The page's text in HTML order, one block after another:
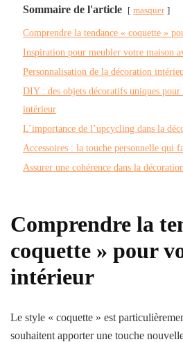
Sommaire de l'article masquer
Comprendre la tendance « coquette »
Inspiration pour meubler votre maison
Personnalisation de la décoration
DIY : des objets décoratifs uniques
intérieur
L’importance de l’upcycling dans la
Accessoires : la touche personnelle qui
Assurer une cohérence dans la
Comprendre la
coquette » pour
intérieur
Le style « coquette » est
souhaitent apporter une touche